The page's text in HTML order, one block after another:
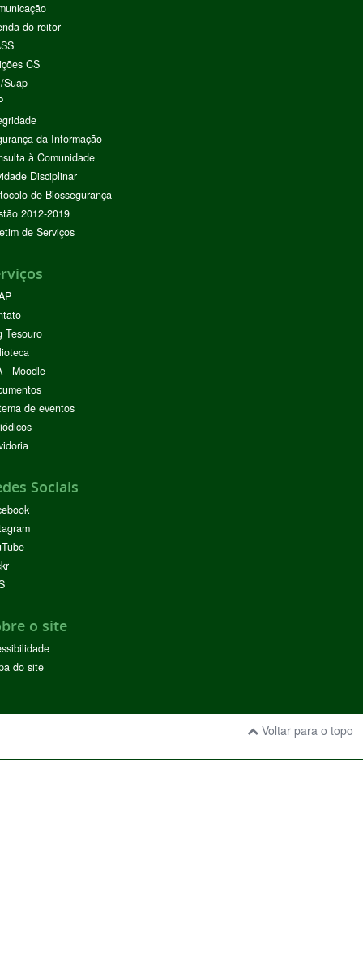
do reitor
CS
Suap
da Informação
à Comunidade
Disciplinar
de Biossegurança
2012-2019
de Serviços
Tesouro
- Moodle
de eventos
Sociais
o site
do site
Voltar para o topo